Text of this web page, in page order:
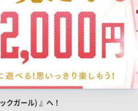
中洲に来られた際は『epic girl(エピックガール) 』へ！